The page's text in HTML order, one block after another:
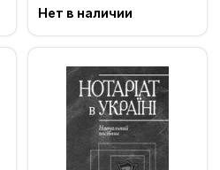
Нет в наличии